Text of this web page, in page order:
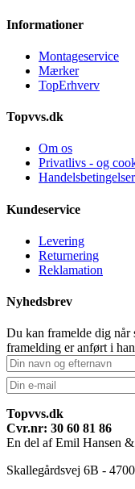
Informationer
Montageservice
Mærker
TopErhverv
Topvvs.dk
Om os
Privatlivs - og
Handelsbetingelser
Kundeservice
Levering
Returnering
Reklamation
Nyhedsbrev
Du kan framelde dig når
framelding er anført i
Topvvs.dk
Cvr.nr: 30 60 81 86
En del af Emil Hansen
Skallegårdsvej 6B -